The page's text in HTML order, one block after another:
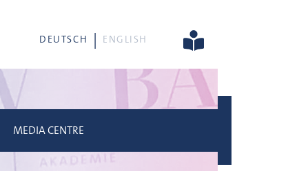
DEUTSCH ENGLISH
MEDIA CENTRE